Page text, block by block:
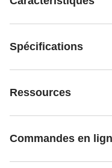
Spécifications
Ressources
Commandes en